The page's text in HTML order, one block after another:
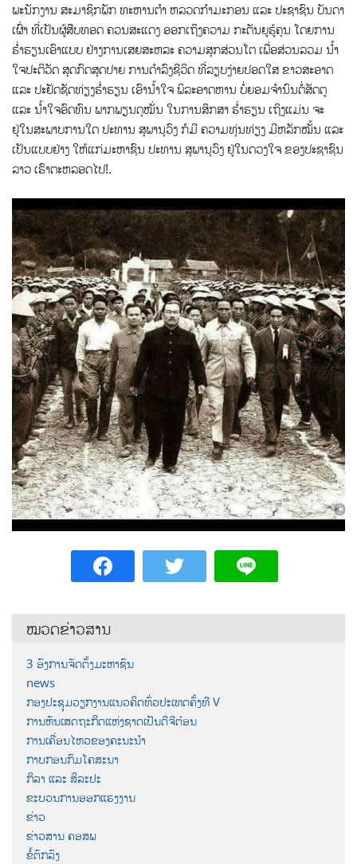
ພະນັກງານ ສະມາຊິກພັກ ທະຫານຕຳ ຫລວດກຳມະກອນ ແລະ ປະຊາຊົນ ບັນດາ
ເຜົ່າ ທີ່ເປັນຜູ້ສືບທອດ ຄວນສະແດງ ອອກເຖິງຄວາມ ກະຕັນຍູຮູ້ຄຸນ ໂດຍການ
ຮ່ຳຮຽນເອົາແບບ ຢ່າງການເສຍສະຫລະ ຄວາມສຸກສ່ວນໂຕ ເພື່ອສ່ວນລວມ ນ້ຳ
ໃຈປະຕິວັດ ສຸດກົດສຸດປາຍ ການດຳລົງຊີວິດ ທີ່ລຽບງ່າຍປອດໃສ ຂາວສະອາດ
ແລະ ປະຢັດຊັດທ່ຽງຮ່ຳຮຽນ ເອົານ້ຳໃຈ ພິລະອາດຫານ ບໍ່ຍອມຈຳນົນຕໍ່ສັດຕູ
ແລະ ນ້ຳໃຈອົດທົນ ພາກພຽນດຸໝັ່ນ ໃນການສຶກສາ ຮ່ຳຮຽນ ເຖິງແມ່ນ ຈະ
ຢູ່ໃນສະພາບການໃດ ປະທານ ສຸພານຸວົງ ກໍມີ ຄວາມທຸ່ນທ່ຽງ ມີຫລັກໝັ້ນ ແລະ
ເປັນແບບຢ່າງ ໃຫ້ແກ່ມະຫາຊົນ ປະທານ ສຸພານຸວົງ ຢູ່ໃນດວງໃຈ ຂອງປະຊາຊົນ
ລາວ ເຮົາຕະຫລອດໄປ!.
ໝວດຂ່າວສານ
3 ອົງການຈັດຕັ້ງມະຫາຊົນ
news
ກອງປະຊຸມວຽກງານແນວຄິດທົ່ວປະເທດຄັ້ງທີ V
ການຫັນເສດຖະກິດແຫ່ງຊາດເປັນດີຈີຕ໋ອນ
ການເຄື່ອນໄຫວຂອງຄະນະນຳ
ກາບກອນກົມໂຄສະນາ
ກິລາ ແລະ ສິລະປະ
ຂະບວນການອອກແຮງງານ
ຂ່າວ
ຂ່າວສານ ຄອສພ
ຂໍ້ຕົກລົງ